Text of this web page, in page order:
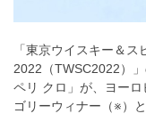
「東京ウイスキー＆
2022（TWSC2022）」
ペリ クロ」が、ヨー
ゴリーウィナー（※）